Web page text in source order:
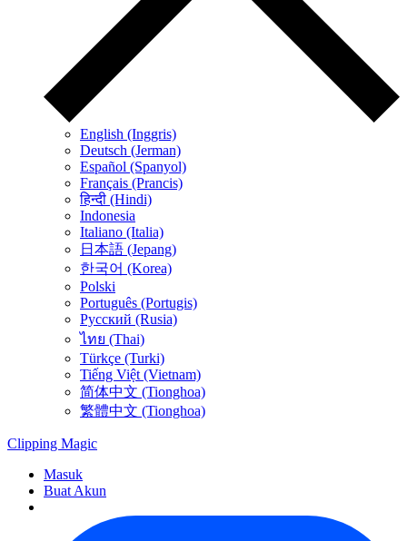
English (Inggris)
Deutsch (Jerman)
Español (Spanyol)
Français (Prancis)
हिन्दी (Hindi)
Indonesia
Italiano (Italia)
日本語 (Jepang)
한국어 (Korea)
Polski
Português (Portugis)
Русский (Rusia)
ไทย (Thai)
Türkçe (Turki)
Tiếng Việt (Vietnam)
简体中文 (Tionghoa)
繁體中文 (Tionghoa)
Clipping Magic
Masuk
Buat Akun